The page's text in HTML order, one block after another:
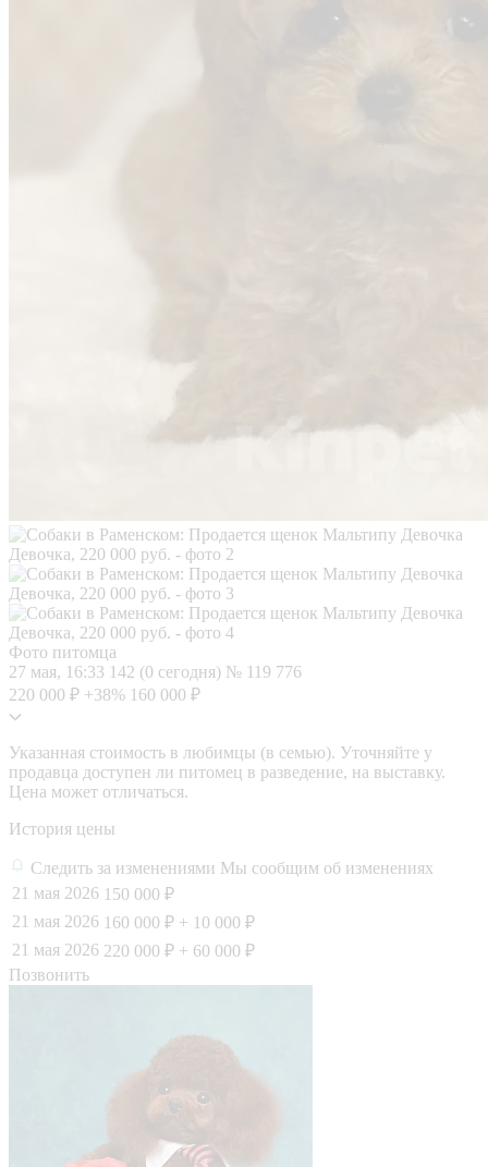
Фото питомца
27 мая, 16:33 142 (0 сегодня) № 119 776
220 000 ₽ +38% 160 000 ₽
Указанная стоимость в любимцы (в семью). Уточняйте у
продавца доступен ли питомец в разведение, на выставку.
Цена может отличаться.
История цены
Следить за изменениями Мы сообщим об изменениях
21 мая 2026 150 000 ₽
21 мая 2026 160 000 ₽ + 10 000 ₽
21 мая 2026 220 000 ₽ + 60 000 ₽
Позвонить